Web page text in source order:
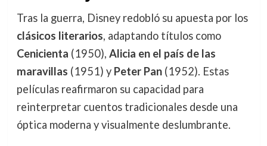
Tras la guerra, Disney redobló su apuesta por los
clásicos literarios, adaptando títulos como
Cenicienta (1950), Alicia en el país de las
maravillas (1951) y Peter Pan(1952). Estas
películas reafirmaron su capacidad para
reinterpretar cuentos tradicionales desde una
óptica moderna y visualmente deslumbrante.